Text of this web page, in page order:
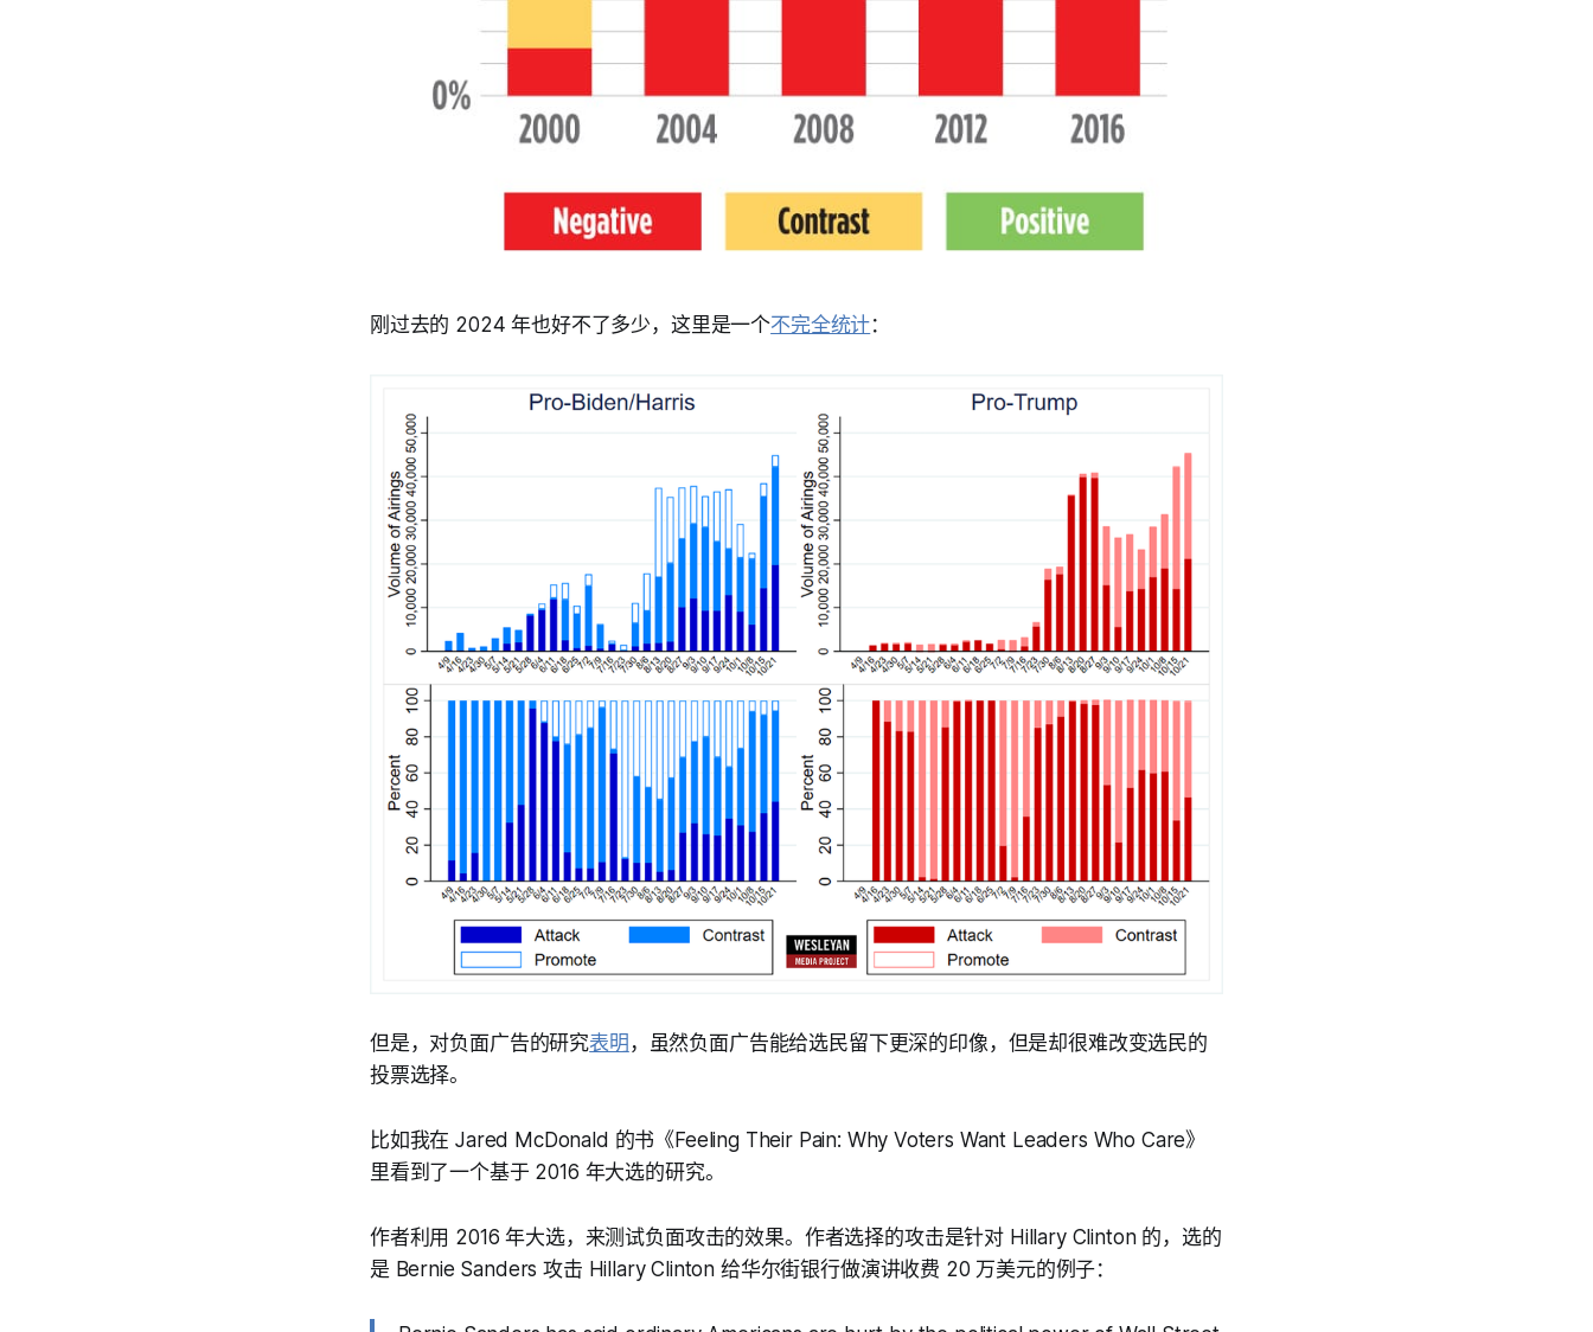
刚过去的 2024 年也好不了多少，这里是一个不完全统计：
但是，对负面广告的研究表明 ，虽然负面广告能给选民留下更深的印像，但是却很难改变选民的
投票选择。
比如我在 Jared McDonald 的书《Feeling Their Pain: Why Voters Want Leaders Who Care》
里看到了一个基于 2016 年大选的研究。
作者利用 2016 年大选，来测试负面攻击的效果。作者选择的攻击是针对 Hillary Clinton 的，选的
是 Bernie Sanders 攻击 Hillary Clinton 给华尔街银行做演讲收费 20 万美元的例子：